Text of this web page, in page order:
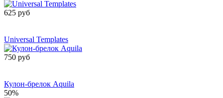
625 руб
Universal Templates
750 руб
Кулон-брелок Aquila
50%